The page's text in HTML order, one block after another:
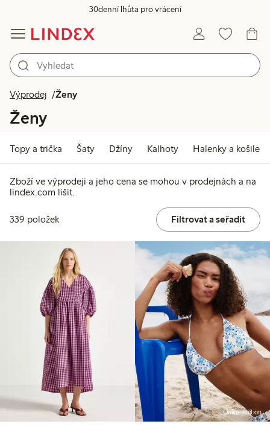
30denní lhůta pro vrácení
Výprodej Ženy
Ženy
Topy a trička Šaty Džíny Kalhoty Halenky a košile
Zboží ve výprodeji a jeho cena se mohou v prodejnách a na
lindex.com lišit.
339 položek Filtrovat a seřadit
Online edition